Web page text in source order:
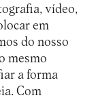
vídeo,
em
do nosso
mesmo
a forma
Com